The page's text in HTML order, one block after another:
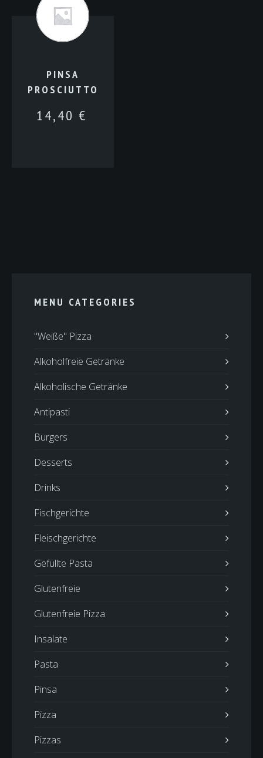
PINSA
PROSCIUTTO
14,40 €
MENU CATEGORIES
"Weiße" Pizza
Alkoholfreie Getränke
Alkoholische Getränke
Antipasti
Burgers
Desserts
Drinks
Fischgerichte
Fleischgerichte
Gefüllte Pasta
Glutenfreie
Glutenfreie Pizza
Insalate
Pasta
Pinsa
Pizza
Pizzas